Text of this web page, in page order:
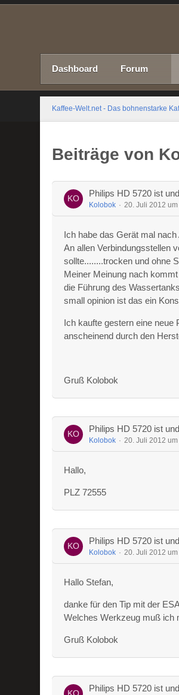
Dashboard Forum
Kaffee-Welt.net - Das bohnenstarke
Beiträge von
Philips HD 5720 ist
Kolobok 20. Juli 2012 um
Ich habe das Gerät mal
An allen Verbindungsstellen
sollte........trocken und ohne
Meiner Meinung nach
die Führung des
small opinion ist das ein
Ich kaufte gestern eine neue
anscheinend durch den
Gruß Kolobok
Philips HD 5720 ist
Kolobok 20. Juli 2012 um
Hallo,
PLZ 72555
Philips HD 5720 ist
Kolobok 20. Juli 2012 um
Hallo Stefan,
danke für den Tip mit der
Welches Werkzeug muß ich
Gruß Kolobok
Philips HD 5720 ist